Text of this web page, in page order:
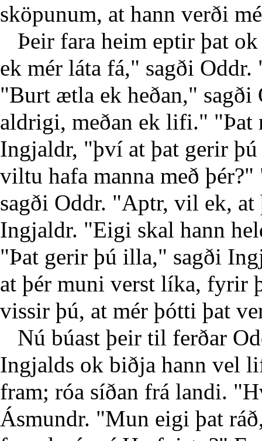
sköpunum, at hann verði
Þeir fara heim eptir þat
ek mér láta fá," sagði
"Burt ætla ek heðan,"
aldrigi, meðan ek lifi." "Þat
Ingjaldr, "því at þat gerir
viltu hafa manna með
sagði Oddr. "Aptr, vil ek,
Ingjaldr. "Eigi skal hann
"Þat gerir þú illa," sagði
at þér muni verst líka, fyrir
vissir þú, at mér þótti þat
Nú búast þeir til ferðar
Ingjalds ok biðja hann vel
fram; róa síðan frá landi.
Ásmundr. "Mun eigi þat